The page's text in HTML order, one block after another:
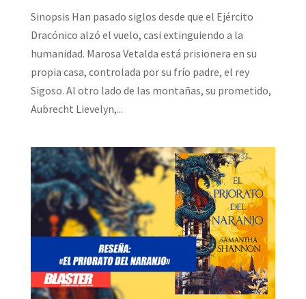
Sinopsis Han pasado siglos desde que el Ejército
Dracónico alzó el vuelo, casi extinguiendo a la
humanidad. Marosa Vetalda está prisionera en su
propia casa, controlada por su frío padre, el rey
Sigoso. Al otro lado de las montañas, su prometido,
Aubrecht Lievelyn,...